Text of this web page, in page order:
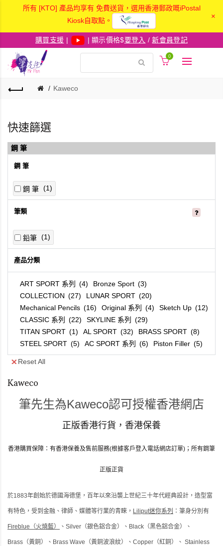
所有 [KTO] 產品均享有 免費送貨，選用香港郵政嘅iPostal
Kiosk自取點。
×
購買支援 | | 顯示價格$要登入 /新會員登記
0
Kaweco
快速篩選
鋼 筆
鋼 筆
鋼 筆 1
筆類
鉛筆 1
產品分類
ART SPORT 系列 4 Bronze Sport
3
COLLECTION
27 LUNAR SPORT
20
Mechanical Pencils
16 Original 系列 4 Sketch Up
12
CLASSIC 系列
22 SKYLINE 系列
29
TITAN SPORT
1 AL SPORT 32 BRASS SPORT
8
STEEL SPORT
5 AC SPORT 系列 6 Piston Filler
5
LILIPUT 系列
23 SUPRA 系列 9 SPECIAL系列
20
Reset All
Kaweco
筆先生為Kaweco認可授權香港網店
正版香港行貨，香港保養
香港購買保障：有香港保養及售前服務(根據客戶登入電話網店訂單)； 所有鋼筆
正版正貨
於1883年創始於德國海德堡，百年以來沿襲上世紀三十年代經典設計，造型富
有特色，受到金融、律師、媒體等行業的青睞， Liliput迷你系列 ：筆身分別有
Fireblue（火燒藍） 、Silver（銀色鋁合金）、Black（黑色鋁合金）、
Brass（黃銅）、Brass Wave（黃銅波浪紋）、Copper（紅銅）、 Stainless